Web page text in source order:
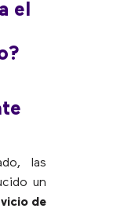
el
las
un
de